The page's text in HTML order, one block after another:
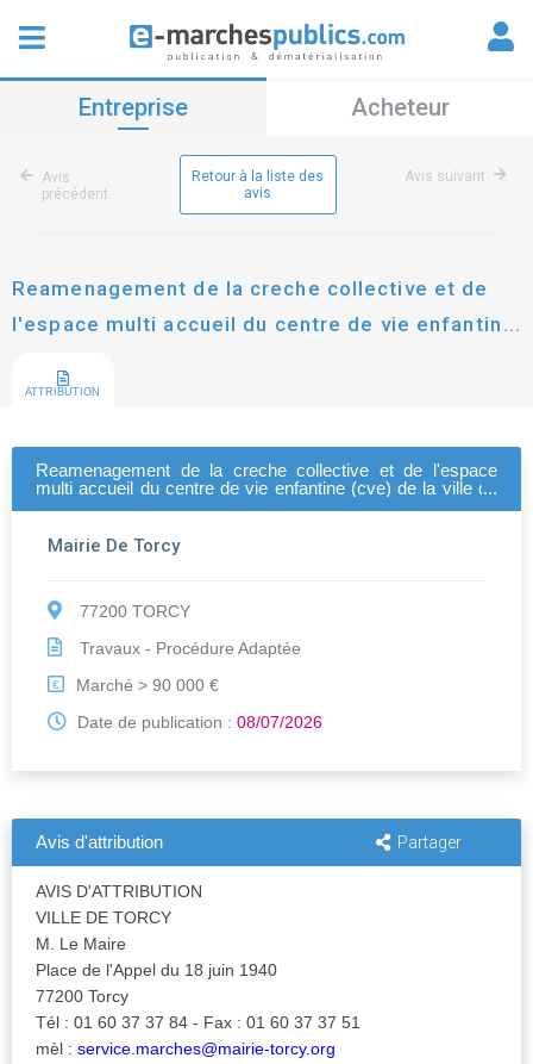
Entreprise Acheteur
Avis
précédent
Retour à la liste des
avis
Avis suivant
Reamenagement de la creche collective et de
l'espace multi accueil du centre de vie enfantine
des enfants.
ATTRIBUTION
Reamenagement de la creche collective et de l'espace
multi accueil du centre de vie enfantine (cve) de la ville de
Mairie De Torcy
77200 TORCY
Travaux - Procédure Adaptée
€
Marché > 90 000 €
Date de publication : 08/07/2026
Avis d'attribution Partager
AVIS D'ATTRIBUTION
VILLE DE TORCY
M. Le Maire
Place de l'Appel du 18 juin 1940
77200 Torcy
Tél : 01 60 37 37 84 - Fax : 01 60 37 37 51
mèl : service.marches@mairie-torcy.org